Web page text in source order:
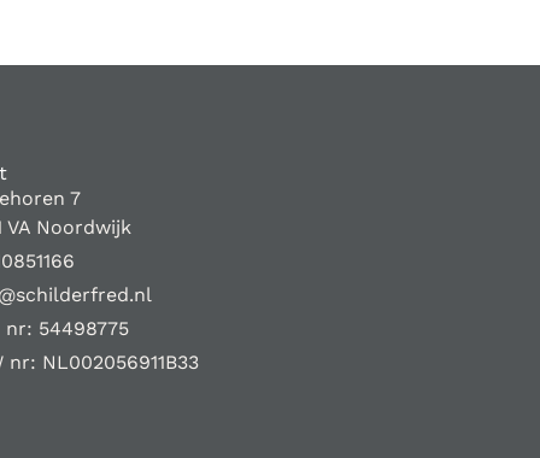
7
VA Noordwijk
nr: 54498775
nr: NL002056911B33